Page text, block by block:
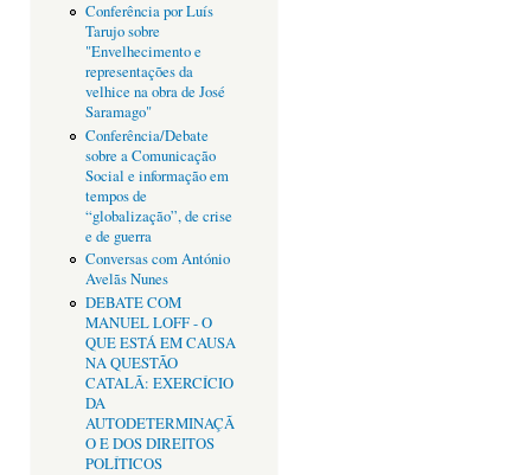
Conferência por Luís
Tarujo sobre
"Envelhecimento e
representações da
velhice na obra de José
Saramago"
Conferência/Debate
sobre a Comunicação
Social e informação em
tempos de
“globalização”, de crise
e de guerra
Conversas com António
Avelãs Nunes
DEBATE COM
MANUEL LOFF - O
QUE ESTÁ EM CAUSA
NA QUESTÃO
CATALÃ: EXERCÍCIO
DA
AUTODETERMINAÇÃ
O E DOS DIREITOS
POLÍTICOS